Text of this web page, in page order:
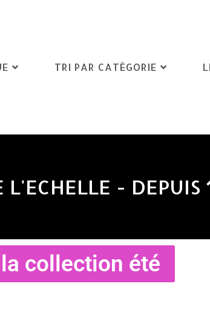
TRI PAR CATÉGORIE
L'ECHELLE - DEPUIS
collection été